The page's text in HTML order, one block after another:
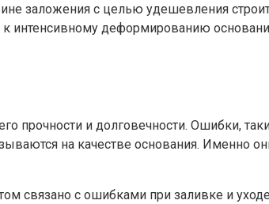
заложения с целью удешевления
интенсивному деформированию
прочности и долговечности. Ошибки,
на качестве основания. Именно
связано с ошибками при заливке и